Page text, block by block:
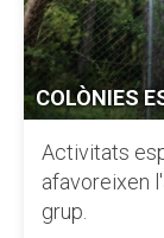
COLÒNIES
Activitats
afavoreixen
grup.